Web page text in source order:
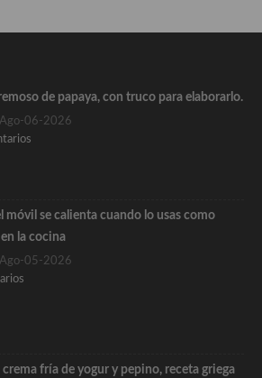
de papaya, con truco para elaborarlo.
Ago-06-2026
móvil se calienta cuando lo usas como
la cocina
Ago-05-2026
crema fría de yogur y pepino, receta griega